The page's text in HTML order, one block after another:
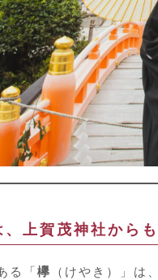
上賀茂神社から
る「 欅 （けやき）」は